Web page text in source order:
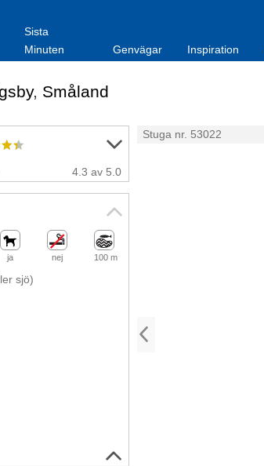
Sista
Minuten
Genvägar Inspiration
, Småland
Stuga nr. 53022
4.3 av 5.0
ja nej 100 m
sjö)